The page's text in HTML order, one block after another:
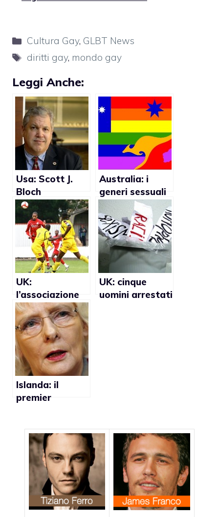
Categorie
Cultura Gay, GLBT News
Tag
diritti gay, mondo gay
Leggi Anche:
Usa: Scott J.
Bloch
condannato per
le sue politiche
anti-gay
Australia: i
generi sessuali
sono ventitré?
UK:
l’associazione
calciatori firma
uno statuto sui
diritti gay
UK: cinque
uomini arrestati
Islanda: il
premier
sposa la
compagna